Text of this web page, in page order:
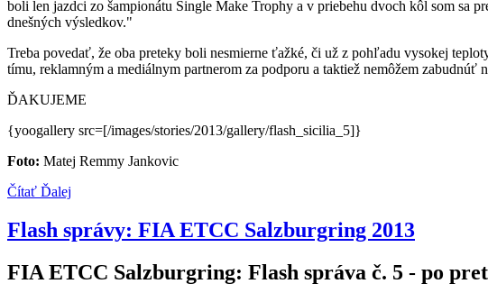
boli len jazdci zo šampionátu Single Make Trophy a v priebehu dvoch kôl som sa
dnešných výsledkov."
Treba povedať, že oba preteky boli nesmierne ťažké, či už z pohľadu vysokej
tímu, reklamným a mediálnym partnerom za podporu a taktiež nemôžem
ĎAKUJEME
{yoogallery src=[/images/stories/2013/gallery/flash_sicilia_5]}
Foto: Matej Remmy Jankovic
Čítať Ďalej
Flash správy: FIA ETCC Salzburgring 2013
FIA ETCC Salzburgring: Flash správa č. 5 - po